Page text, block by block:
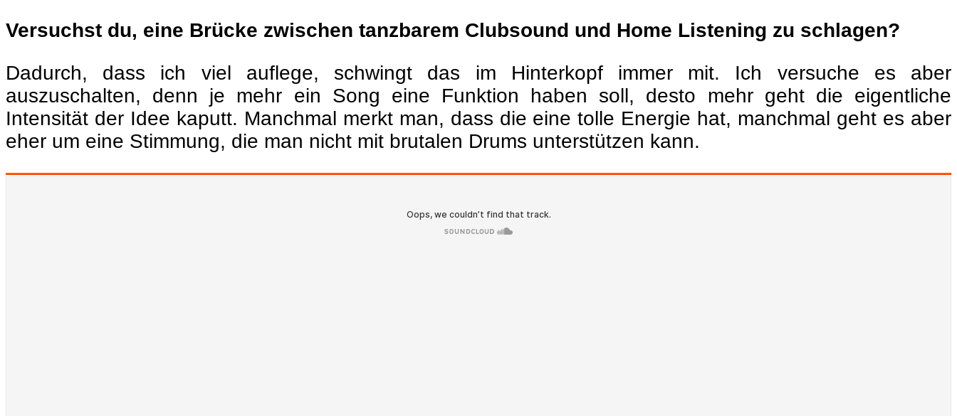
Versuchst du, eine Brücke zwischen tanzbarem Clubsound und Home Listening zu schlagen?
Dadurch, dass ich viel auflege, schwingt das im Hinterkopf immer mit. Ich versuche es aber
auszuschalten, denn je mehr ein Song eine Funktion haben soll, desto mehr geht die eigentliche
Intensität der Idee kaputt. Manchmal merkt man, dass die eine tolle Energie hat, manchmal geht es aber
eher um eine Stimmung, die man nicht mit brutalen Drums unterstützen kann.